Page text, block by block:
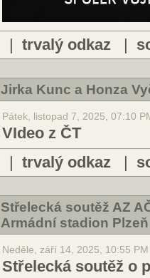
| trvalý odkaz |
Jirka Kunc a Honza
Pátek, listopad 7, 2025, 07:10
VIdeo z ČT
| trvalý odkaz |
Střelecká soutěž AZ
Armádní stadion
Neděle, září 14, 2025, 10:55 PM
Střelecká soutěž o